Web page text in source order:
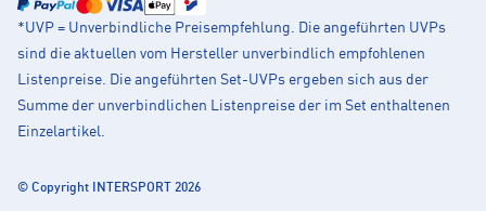
*UVP = Unverbindliche Preisempfehlung. Die angeführten UVPs
sind die aktuellen vom Hersteller unverbindlich empfohlenen
Listenpreise. Die angeführten Set-UVPs ergeben sich aus der
Summe der unverbindlichen Listenpreise der im Set enthaltenen
Einzelartikel.
© Copyright INTERSPORT 2026